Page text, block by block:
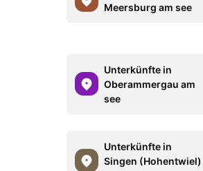
Meersburg am see
Unterkünfte in
Oberammergau am
see
Unterkünfte in
Singen (Hohentwiel)